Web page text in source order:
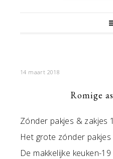
14 maart 2018
Romige
Zónder pakjes & zakjes
Het grote zónder
De makkelijke keuken-19